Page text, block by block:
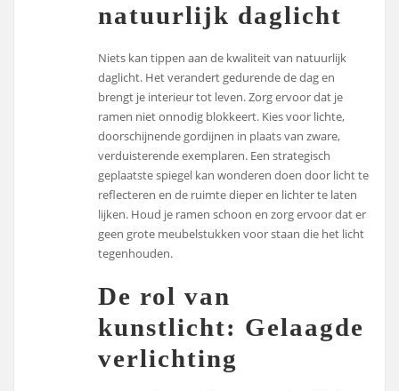
natuurlijk daglicht
Niets kan tippen aan de kwaliteit van natuurlijk
daglicht. Het verandert gedurende de dag en
brengt je interieur tot leven. Zorg ervoor dat je
ramen niet onnodig blokkeert. Kies voor lichte,
doorschijnende gordijnen in plaats van zware,
verduisterende exemplaren. Een strategisch
geplaatste spiegel kan wonderen doen door licht te
reflecteren en de ruimte dieper en lichter te laten
lijken. Houd je ramen schoon en zorg ervoor dat er
geen grote meubelstukken voor staan die het licht
tegenhouden.
De rol van
kunstlicht: Gelaagde
verlichting